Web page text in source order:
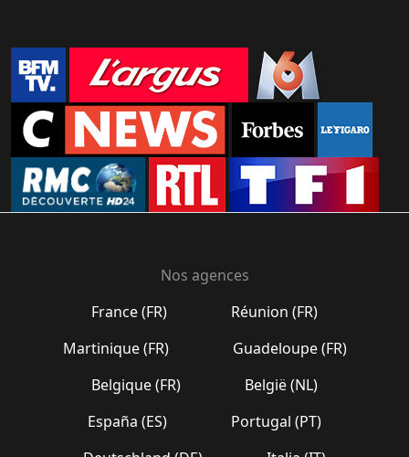
Nos agences
France (FR)
Réunion (FR)
Martinique (FR)
Guadeloupe (FR)
Belgique (FR)
België (NL)
España (ES)
Portugal (PT)